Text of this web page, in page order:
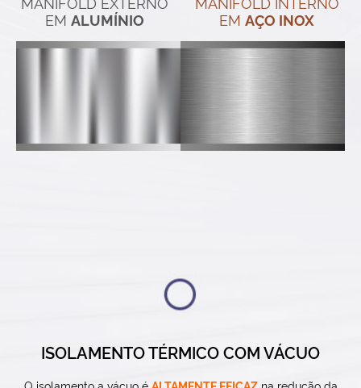
EM ALUMÍNIO
EM AÇO INOX
ISOLAMENTO TÉRMICO COM VÁCUO